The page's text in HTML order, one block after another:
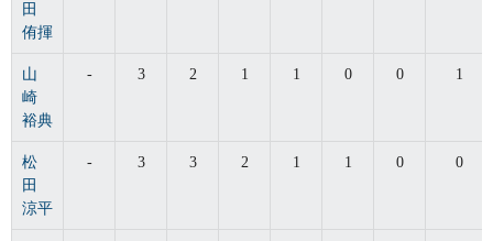
田
侑揮
山
崎
裕典
- 3 2 1 1 0 0 1
松
田
涼平
- 3 3 2 1 1 0 0